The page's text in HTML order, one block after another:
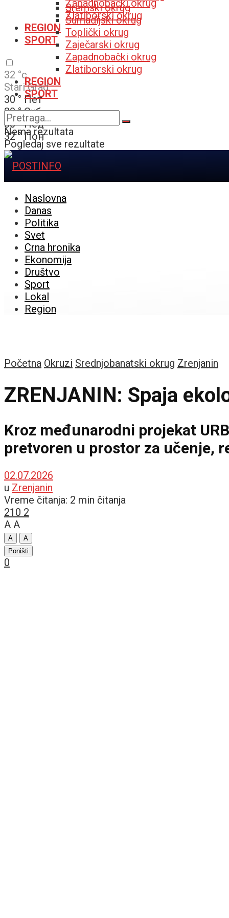
Zapadnobački okrug
Zlatiborski okrug
REGION
SPORT
32 °c
Stari Grad
30 ° Пет
30 ° Суб
30 ° Нед
32 ° Пон
Sremski okrug
Šumadijski okrug
Toplički okrug
Zaječarski okrug
Zapadnobački okrug
Zlatiborski okrug
REGION
SPORT
Nema rezultata
Pogledaj sve rezultate
Naslovna
Danas
Politika
Svet
Crna hronika
Ekonomija
Društvo
Sport
Lokal
Region
Početna Okruzi Srednjobanatski okrug Zrenjanin
ZRENJANIN: Spaja
Kroz međunarodni projekat
pretvoren u prostor za učenje,
02.07.2026
u Zrenjanin
Vreme čitanja: 2 min čitanja
210 2
A A
A
A
Poništi
0